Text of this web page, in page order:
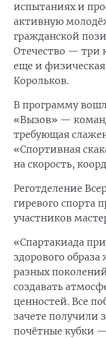
испытаниях и
активную
гражданской
Отечество — три
еще и
Корольков.
В программу
«Вызов» —
требующая
«Спортивная
на скорость,
Реготделение
гиревого спорта
участников
«Спартакиада
здорового
разных
создавать
ценностей. Все
зачете получили
почётные кубки